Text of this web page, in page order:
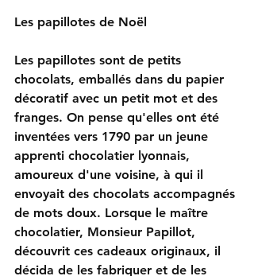
Les papillotes de Noël
Les papillotes sont de petits
chocolats, emballés dans du papier
décoratif avec un petit mot et des
franges. On pense qu'elles ont été
inventées vers 1790 par un jeune
apprenti chocolatier lyonnais,
amoureux d'une voisine, à qui il
envoyait des chocolats accompagnés
de mots doux. Lorsque le maître
chocolatier, Monsieur Papillot,
découvrit ces cadeaux originaux, il
décida de les fabriquer et de les